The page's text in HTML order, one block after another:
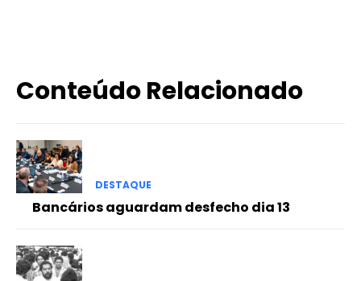
Conteúdo Relacionado
DESTAQUE
Bancários aguardam desfecho dia 13